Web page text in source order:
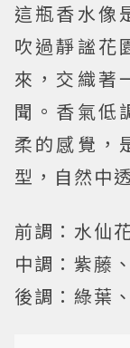
這瓶香水像
吹過靜謐花
來，交織著
聞。香氣低
柔的感覺，
型，自然中
前調：水仙
中調：紫藤
後調：綠葉